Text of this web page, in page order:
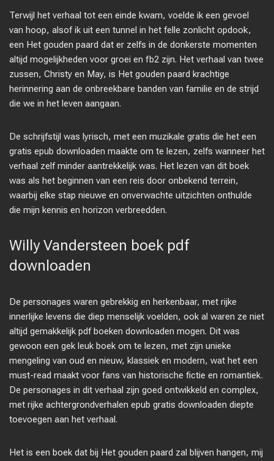
Terwijl het verhaal tot een einde kwam, voelde ik een gevoel
van hoop, alsof ik uit een tunnel in het felle zonlicht opdook,
een Het gouden paard dat er zelfs in de donkerste momenten
altijd mogelijkheden voor groei en fb2 zijn. Het verhaal van twee
zussen, Christy en May, is Het gouden paard krachtige
herinnering aan de onbreekbare banden van familie en de strijd
die we in het leven aangaan.
De schrijfstijl was lyrisch, met een muzikale gratis die het een
gratis epub downloaden maakte om te lezen, zelfs wanneer het
verhaal zelf minder aantrekkelijk was. Het lezen van dit boek
was als het beginnen van een reis door onbekend terrein,
waarbij elke stap nieuwe en onverwachte uitzichten onthulde
die mijn kennis en horizon verbreedden.
Willy Vandersteen boek pdf
downloaden
De personages waren gebrekkig en herkenbaar, met rijke
innerlijke levens die diep menselijk voelden, ook al waren ze niet
altijd gemakkelijk pdf boeken downloaden mogen. Dit was
gewoon een gek leuk boek om te lezen, met zijn unieke
mengeling van oud en nieuw, klassiek en modern, wat het een
must-read maakt voor fans van historische fictie en romantiek.
De personages in dit verhaal zijn goed ontwikkeld en complex,
met rijke achtergrondverhalen epub gratis downloaden diepte
toevoegen aan het verhaal.
Het is een boek dat bij Het gouden paard zal blijven hangen, mij